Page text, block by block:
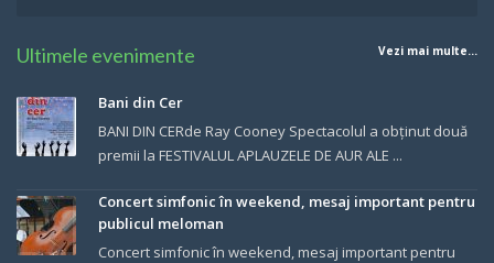
Ultimele evenimente Vezi mai multe...
Bani din Cer
BANI DIN CERde Ray Cooney Spectacolul a obținut două
premii la FESTIVALUL APLAUZELE DE AUR ALE ...
Concert simfonic în weekend, mesaj important pentru
publicul meloman
Concert simfonic în weekend, mesaj important pentru